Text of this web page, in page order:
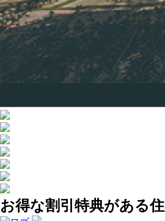
お得な割引特典がある